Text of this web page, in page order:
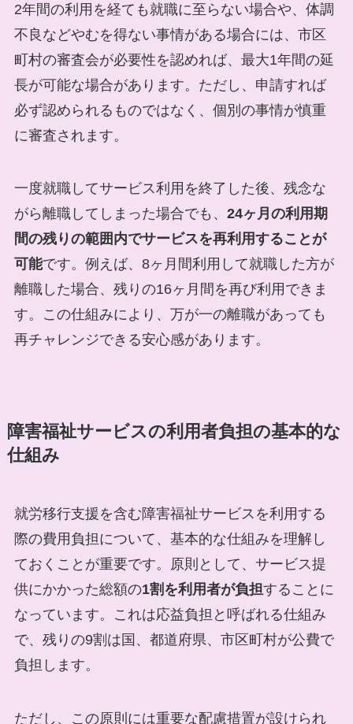
2年間の利用を経ても就職に至らない場合や、体調
不良などやむを得ない事情がある場合には、市区
町村の審査会が必要性を認めれば、最大1年間の延
長が可能な場合があります。ただし、申請すれば
必ず認められるものではなく、個別の事情が慎重
に審査されます。
一度就職してサービス利用を終了した後、残念な
がら離職してしまった場合でも、 24ヶ月の利用期
間の残りの範囲内でサービスを再利用することが
可能です。例えば、8ヶ月間利用して就職した方が
離職した場合、残りの16ヶ月間を再び利用できま
す。この仕組みにより、万が一の離職があっても
再チャレンジできる安心感があります。
障害福祉サービスの利用者負担の基本的な
仕組み
就労移行支援を含む障害福祉サービスを利用する
際の費用負担について、基本的な仕組みを理解し
ておくことが重要です。原則として、サービス提
供にかかった総額の1割を利用者が負担することに
なっています。これは応益負担と呼ばれる仕組み
で、残りの9割は国、都道府県、市区町村が公費で
負担します。
ただし、この原則には重要な配慮措置が設けられ